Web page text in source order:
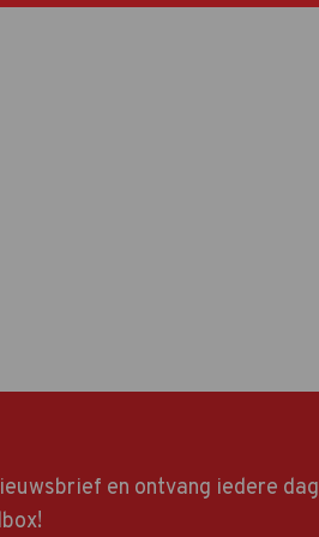
en ontvang iedere dag